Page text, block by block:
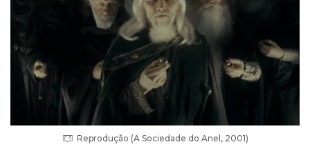
Reprodução (A Sociedade do Anel, 2001)